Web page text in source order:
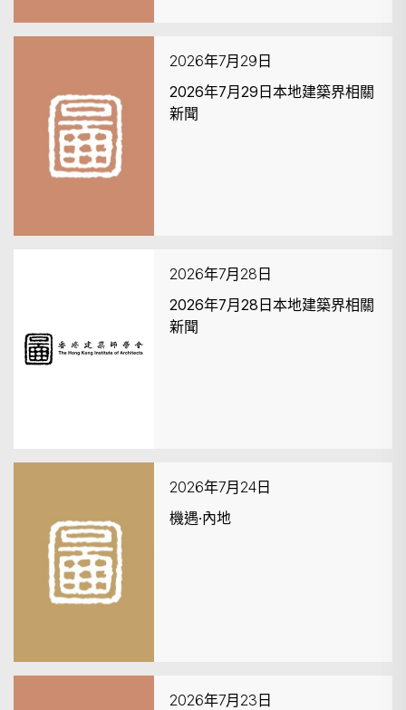
2026年7月29日
2026年7月29日本地建築界相關
新聞
2026年7月28日
2026年7月28日本地建築界相關
新聞
2026年7月24日
機遇·內地
2026年7月23日